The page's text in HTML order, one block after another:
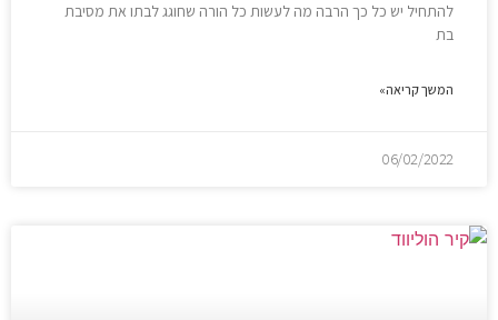
להתחיל יש כל כך הרבה מה לעשות כל הורה שחוגג לבתו את מסיבת
בת
המשך קריאה»
06/02/2022